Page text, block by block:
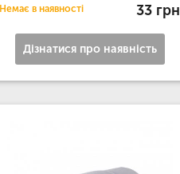
Немає в наявності 33 грн
Дізнатися про наявність